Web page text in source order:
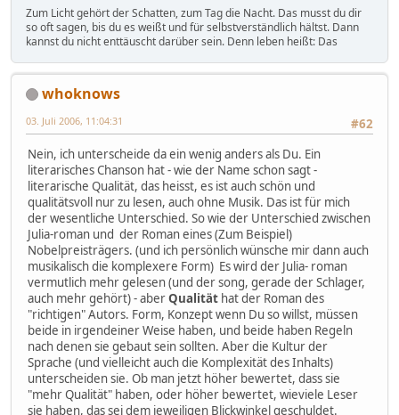
Zum Licht gehört der Schatten, zum Tag die Nacht. Das musst du dir
so oft sagen, bis du es weißt und für selbstverständlich hältst. Dann
kannst du nicht enttäuscht darüber sein. Denn leben heißt: Das
whoknows
#62
03. Juli 2006, 11:04:31
Nein, ich unterscheide da ein wenig anders als Du. Ein
literarisches Chanson hat - wie der Name schon sagt -
literarische Qualität, das heisst, es ist auch schön und
qualitätsvoll nur zu lesen, auch ohne Musik. Das ist für mich
der wesentliche Unterschied. So wie der Unterschied zwischen
Julia-roman und der Roman eines (Zum Beispiel)
Nobelpreisträgers. (und ich persönlich wünsche mir dann auch
musikalisch die komplexere Form) Es wird der Julia- roman
vermutlich mehr gelesen (und der song, gerade der Schlager,
auch mehr gehört) - aberQualität hat der Roman des
"richtigen" Autors. Form, Konzept wenn Du so willst, müssen
beide in irgendeiner Weise haben, und beide haben Regeln
nach denen sie gebaut sein sollten. Aber die Kultur der
Sprache (und vielleicht auch die Komplexität des Inhalts)
unterscheiden sie. Ob man jetzt höher bewertet, dass sie
"mehr Qualität" haben, oder höher bewertet, wieviele Leser
sie haben, das sei dem jeweiligen Blickwinkel geschuldet.